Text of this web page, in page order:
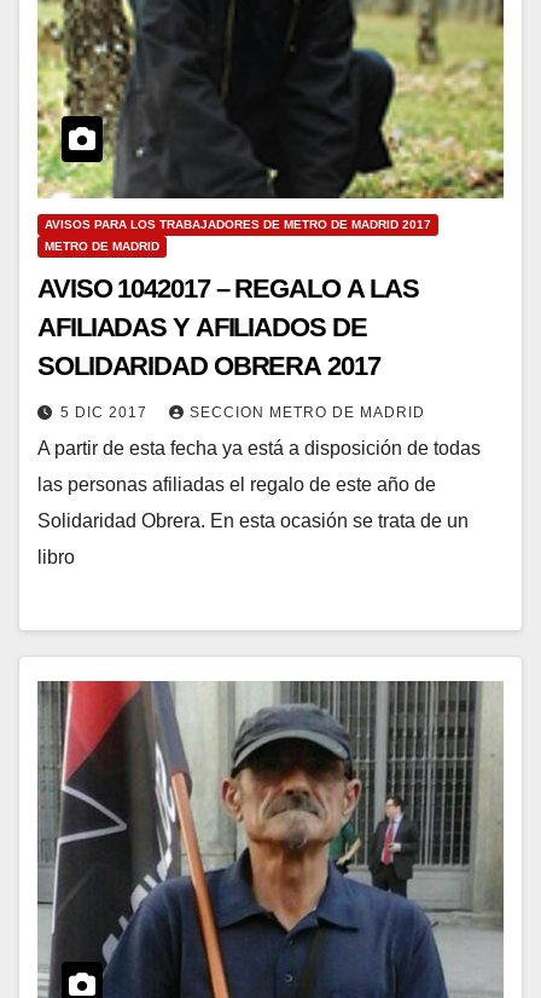
AVISOS PARA LOS TRABAJADORES DE METRO DE MADRID 2017
METRO DE MADRID
AVISO 1042017 – REGALO A LAS
AFILIADAS Y AFILIADOS DE
SOLIDARIDAD OBRERA 2017
5 DIC 2017 SECCION METRO DE MADRID
A partir de esta fecha ya está a disposición de todas
las personas afiliadas el regalo de este año de
Solidaridad Obrera. En esta ocasión se trata de un
libro